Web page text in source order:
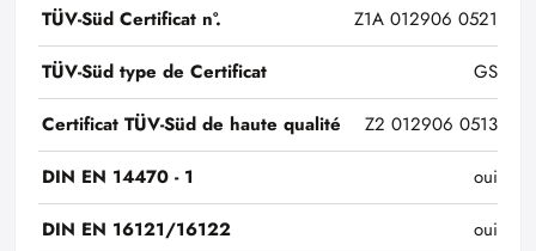
TÜV-Süd Certificat n°.
Z1A 012906 0521
TÜV-Süd type de Certificat
GS
Certificat TÜV-Süd de haute qualité
Z2 012906 0513
DIN EN 14470 - 1
oui
DIN EN 16121/16122
oui